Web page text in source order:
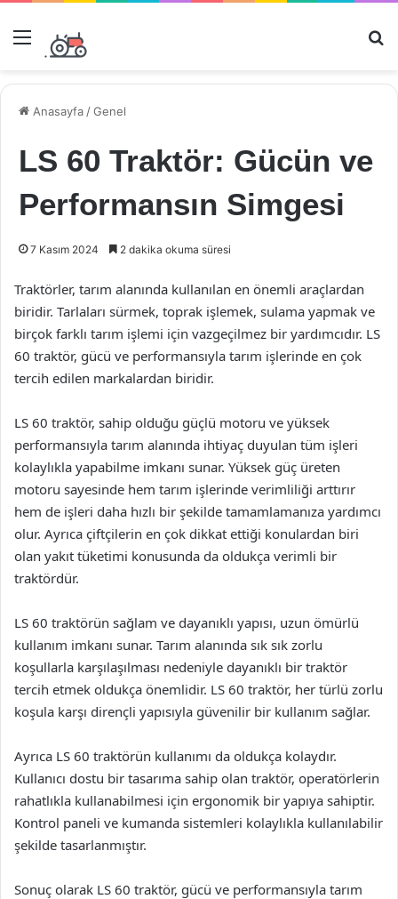
Menü
Anasayfa /Genel
LS 60 Traktör: Gücün ve
Performansın Simgesi
7 Kasım 2024 2 dakika okuma süresi
Traktörler, tarım alanında kullanılan en önemli araçlardan
biridir. Tarlaları sürmek, toprak işlemek, sulama yapmak ve
birçok farklı tarım işlemi için vazgeçilmez bir yardımcıdır. LS
60 traktör, gücü ve performansıyla tarım işlerinde en çok
tercih edilen markalardan biridir.
LS 60 traktör, sahip olduğu güçlü motoru ve yüksek
performansıyla tarım alanında ihtiyaç duyulan tüm işleri
kolaylıkla yapabilme imkanı sunar. Yüksek güç üreten
motoru sayesinde hem tarım işlerinde verimliliği arttırır
hem de işleri daha hızlı bir şekilde tamamlamanıza yardımcı
olur. Ayrıca çiftçilerin en çok dikkat ettiği konulardan biri
olan yakıt tüketimi konusunda da oldukça verimli bir
traktördür.
LS 60 traktörün sağlam ve dayanıklı yapısı, uzun ömürlü
kullanım imkanı sunar. Tarım alanında sık sık zorlu
koşullarla karşılaşılması nedeniyle dayanıklı bir traktör
tercih etmek oldukça önemlidir. LS 60 traktör, her türlü zorlu
koşula karşı dirençli yapısıyla güvenilir bir kullanım sağlar.
Ayrıca LS 60 traktörün kullanımı da oldukça kolaydır.
Kullanıcı dostu bir tasarıma sahip olan traktör, operatörlerin
rahatlıkla kullanabilmesi için ergonomik bir yapıya sahiptir.
Kontrol paneli ve kumanda sistemleri kolaylıkla kullanılabilir
şekilde tasarlanmıştır.
Sonuç olarak LS 60 traktör, gücü ve performansıyla tarım